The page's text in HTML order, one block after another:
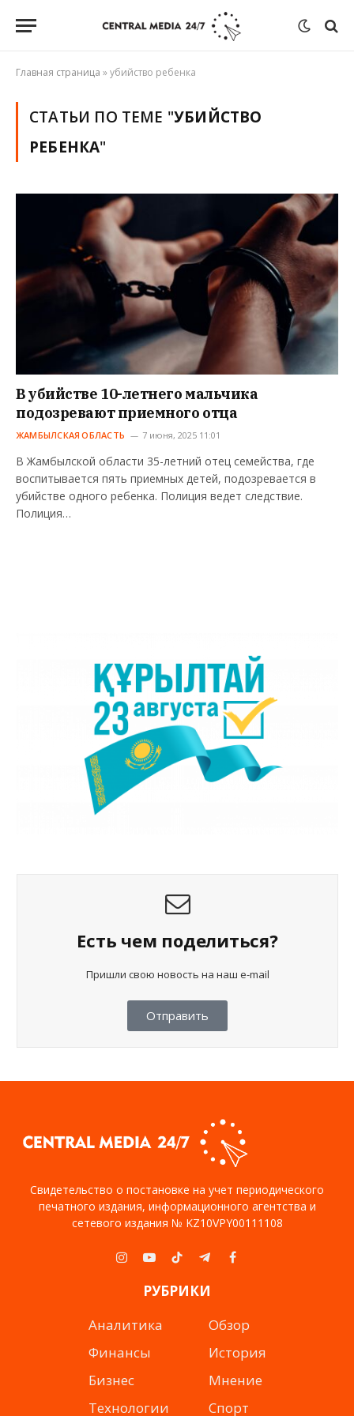
Главная страница »убийство ребенка
СТАТЬИ ПО ТЕМЕ "УБИЙСТВО
РЕБЕНКА"
В убийстве 10-летнего мальчика
подозревают приемного отца
ЖАМБЫЛСКАЯ ОБЛАСТЬ 7 июня, 2025 11:01
В Жамбылской области 35-летний отец семейства, где
воспитывается пять приемных детей, подозревается в
убийстве одного ребенка. Полиция ведет следствие.
Полиция…
Есть чем поделиться?
Пришли свою новость на наш e-mail
Отправить
Свидетельство о постановке на учет периодического
печатного издания, информационного агентства и
сетевого издания № KZ10VPY00111108
Instagram
YouTubeTikTokTelegramFacebook
РУБРИКИ
Аналитика
Финансы
Бизнес
Технологии
Обзор
История
Мнение
Спорт